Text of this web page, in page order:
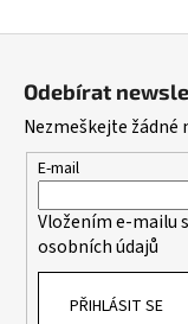
Odebírat
Nezmeškejte žádné
E-mail
Vložením e-mailu
osobních údajů
PŘIHLÁSIT SE